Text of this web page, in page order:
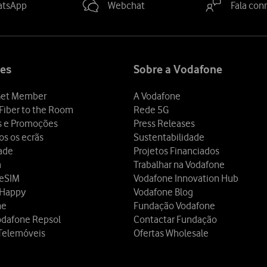
Webchat Fala
Member
to the Room
e Promoções
os ecrãs
Repsol
Sobre a Vodafone
A Vodafone
Rede 5G
Press Releases
Sustentabilidade
Projetos Financiados
Trabalhar na Vodafone
Vodafone Innovation Hub
Vodafone Blog
Fundação Vodafone
Contactar Fundação
Ofertas Wholesale